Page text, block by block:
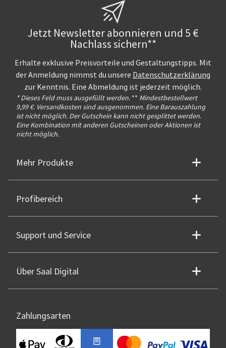
Jetzt Newsletter abonnieren und 5 €
Nachlass sichern**
Erhalte exklusive Preisvorteile und Gestaltungstipps. Mit
der Anmeldung nimmst du unsere Datenschutzerklärung
zur Kenntnis. Eine Abmeldung ist jederzeit möglich.
* Dieses Feld muss ausgefüllt werden. ** Mindestbestellwert
9,99 €. Versandkosten sind ausgenommen. Eine Barauszahlung
ist nicht möglich. Der Gutschein kann nicht gesplittet werden.
Eine Kombination mit anderen Gutscheinen oder Aktionen ist
nicht möglich.
Mehr Produkte
Profibereich
Support und Service
Über Saal Digital
Zahlungsarten